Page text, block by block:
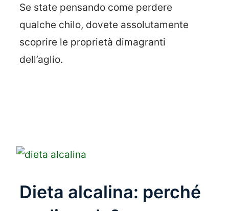
Se state pensando come perdere
qualche chilo, dovete assolutamente
scoprire le proprietà dimagranti
dell’aglio.
Dieta alcalina: perché